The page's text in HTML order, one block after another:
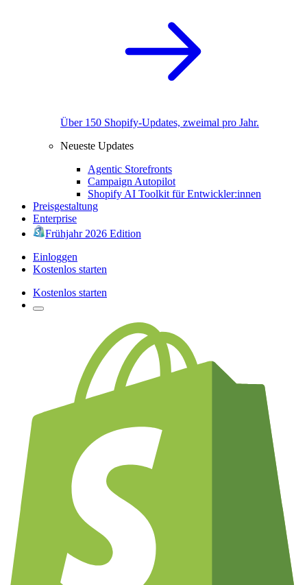
Über 150 Shopify-Updates, zweimal pro Jahr.
Neueste Updates
Agentic Storefronts
Campaign Autopilot
Shopify AI Toolkit für Entwickler:innen
Preisgestaltung
Enterprise
Frühjahr 2026 Edition
Einloggen
Kostenlos starten
Kostenlos starten